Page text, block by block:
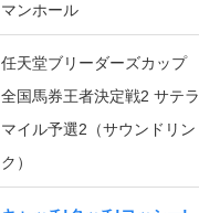
マンホール
任天堂ブリーダーズカップ
全国馬券王者決定戦2 サテラ
マイル予選2（サウンドリン
ク）